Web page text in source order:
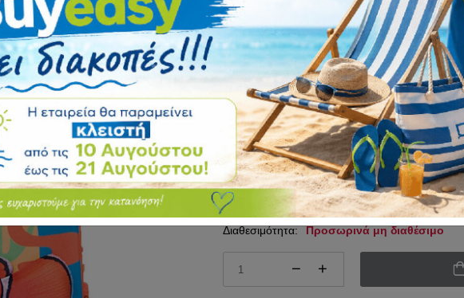
Αρχική ΠΑΙΔΙ & ΔΡΑΣΤΗΡΙΟΤΗΤΑ Σχολικά
Σχολική Τσάντα Νηπίου
Αξιολόγηση: (0 Αξιολογήσεις)
Κωδικός50-1935
9.90€ 15.00€
Διαθεσιμότητα: Προσωρινά μη διαθέσιμο